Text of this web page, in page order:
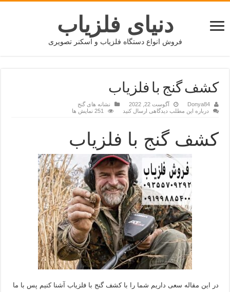
دنیای فلزیاب
فروش انواع دستگاه فلزیاب و اسکنر تصویری
کشف گنج با فلزیاب
Donya84 آگوست 22, 2022
نشانه های گنج
درباره این مطلب دیدگاهی ارسال کنید
251 نمایش ها
کشف گنج با فلزیاب
در این مقاله سعی داریم شما را با کشف گنج با فلزیاب آشنا کنیم پس با ما